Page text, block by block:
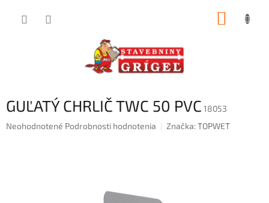
GUĽATÝ CHRLIČ TWC 50 PVC 18053
Priemerné
Neohodnotené Podrobnosti hodnotenia Značka:TOPWET